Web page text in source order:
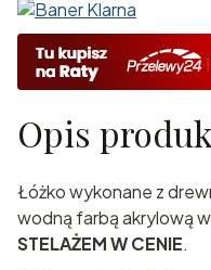
Opis
Łóżko wykonane z
wodną farbą akrylową
STELAŻEM W CENIE.